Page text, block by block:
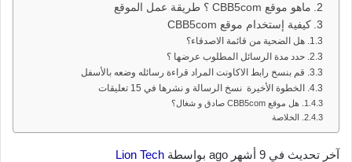
ماهو موقع CBB5com ؟ طريقة عمل الموقع
كيفية إستخدام موقع CBB5com
هل الضحية من قائمة الاصدقاء؟
حدد مدة الرسائل المطلوب عرضها ؟
قم بنسخ رابط الاكاونت المراد قراءة رسائله وضعه بالأسفل
الخطوة الأخيرة نسخ الرسالة و نشرها في 15 تعليقات
هل موقع CBB5com صادق و شغال؟
الخلاصة
آخر تحديث في 9 أشهر ago بواسطة Lion Tech